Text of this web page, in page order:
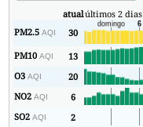
atualúltimos 2 dias
PM2.5AQI 30
PM10AQI 13
O3AQI 20
NO2AQI 6
SO2AQI 2